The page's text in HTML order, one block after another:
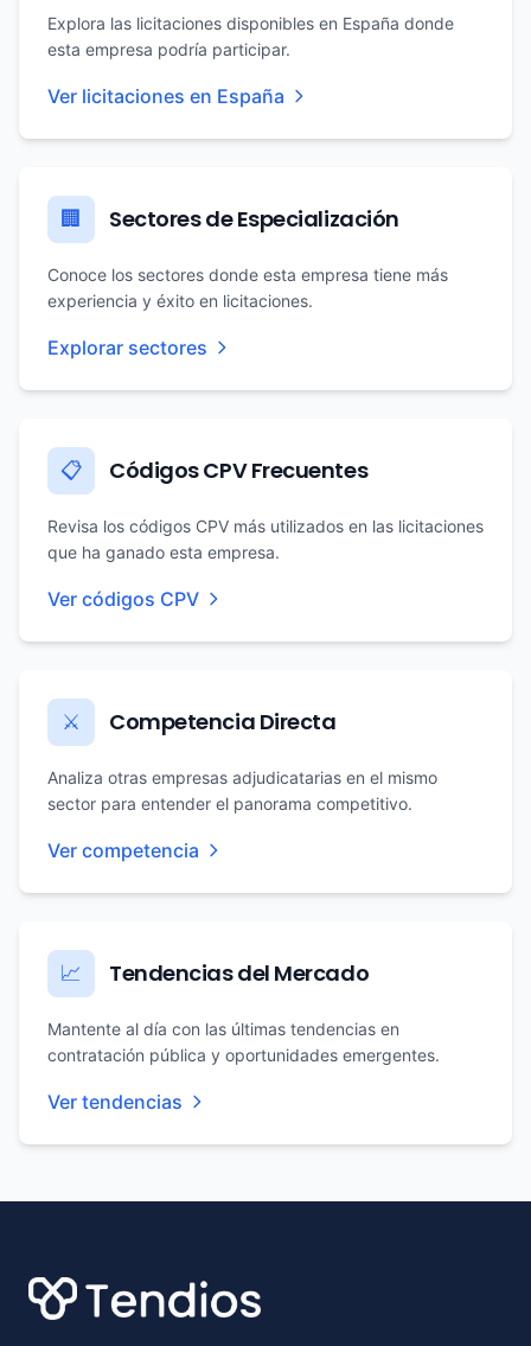
Explora las licitaciones disponibles en España donde
esta empresa podría participar.
Ver licitaciones en España
🏢 Sectores de Especialización
Conoce los sectores donde esta empresa tiene más
experiencia y éxito en licitaciones.
Explorar sectores
📋 Códigos CPV Frecuentes
Revisa los códigos CPV más utilizados en las licitaciones
que ha ganado esta empresa.
Ver códigos CPV
⚔️ Competencia Directa
Analiza otras empresas adjudicatarias en el mismo
sector para entender el panorama competitivo.
Ver competencia
📈 Tendencias del Mercado
Mantente al día con las últimas tendencias en
contratación pública y oportunidades emergentes.
Ver tendencias